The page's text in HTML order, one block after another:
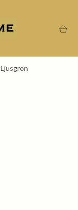
Ljusgrön